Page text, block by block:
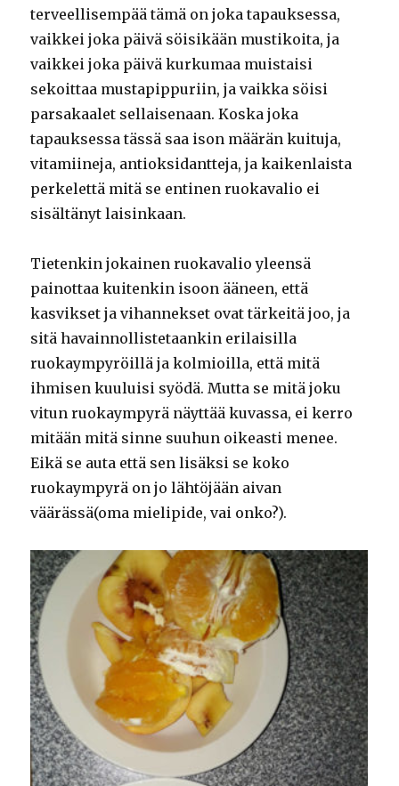
terveellisempää tämä on joka tapauksessa,
vaikkei joka päivä söisikään mustikoita, ja
vaikkei joka päivä kurkumaa muistaisi
sekoittaa mustapippuriin, ja vaikka söisi
parsakaalet sellaisenaan. Koska joka
tapauksessa tässä saa ison määrän kuituja,
vitamiineja, antioksidantteja, ja kaikenlaista
perkelettä mitä se entinen ruokavalio ei
sisältänyt laisinkaan.
Tietenkin jokainen ruokavalio yleensä
painottaa kuitenkin isoon ääneen, että
kasvikset ja vihannekset ovat tärkeitä joo, ja
sitä havainnollistetaankin erilaisilla
ruokaympyröillä ja kolmioilla, että mitä
ihmisen kuuluisi syödä. Mutta se mitä joku
vitun ruokaympyrä näyttää kuvassa, ei kerro
mitään mitä sinne suuhun oikeasti menee.
Eikä se auta että sen lisäksi se koko
ruokaympyrä on jo lähtöjään aivan
väärässä(oma mielipide, vai onko?).